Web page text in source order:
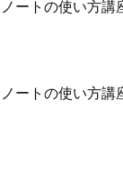
ノートの使い方
ノートの使い方